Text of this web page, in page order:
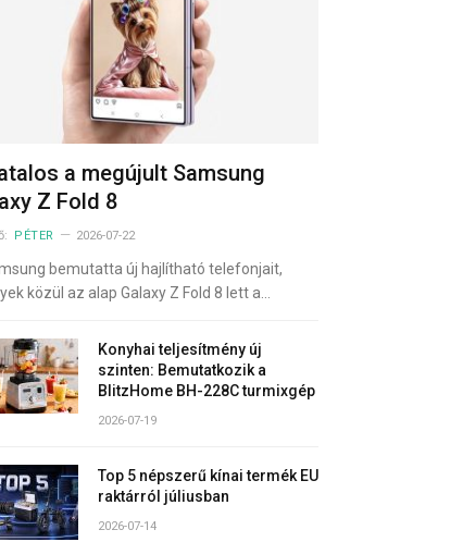
a megújult Samsung
Z Fold 8
PÉTER 2026-07-22
bemutatta új hajlítható telefonjait,
közül az alap Galaxy Z Fold 8 lett a…
Konyhai teljesítmény új
szinten: Bemutatkozik a
BlitzHome BH-228C turmixgép
2026-07-19
Top 5 népszerű kínai termék EU
raktárról júliusban
2026-07-14